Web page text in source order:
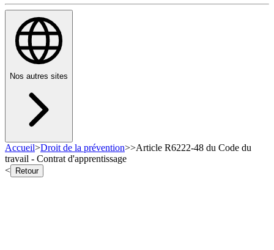
Nos autres sites
Accueil>Droit de la prévention>>Article R6222-48 du Code du
travail - Contrat d'apprentissage
<
Retour